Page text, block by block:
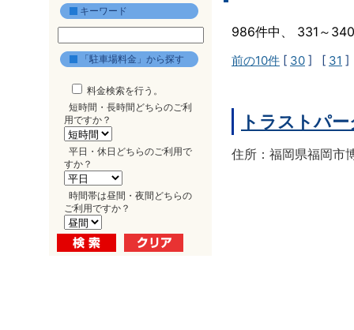
キーワード
「駐車場料金」から探す
料金検索を行う。
短時間・長時間どちらのご利
用ですか？
平日・休日どちらのご利用で
すか？
時間帯は昼間・夜間どちらの
ご利用ですか？
986件中、 331～
前の10件 [ 30 ] [ 31
トラストパ
住所：福岡県福岡市